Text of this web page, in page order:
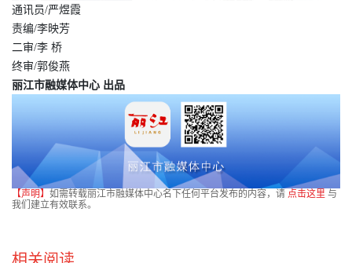
通讯员/严煜霞
责编/李映芳
二审/李 桥
终审/郭俊燕
丽江市融媒体中心 出品
【声明】 如需转载丽江市融媒体中心名下任何平台发布的内容，请 点击这里 与
我们建立有效联系。